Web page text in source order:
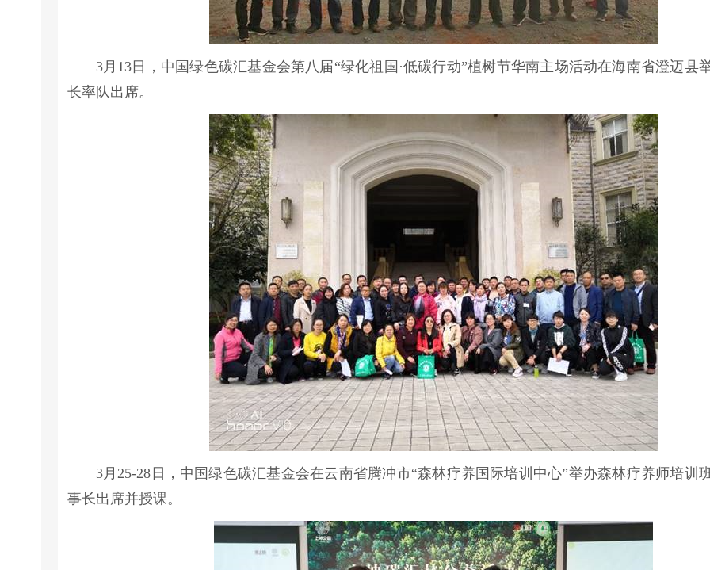
3月13日，中国绿色碳汇基金会第八届“绿化祖国·低碳行动”植树节华南主场活动在海南省澄迈县
长率队出席。
3月25-28日，中国绿色碳汇基金会在云南省腾冲市“森林疗养国际培训中心”举办森林疗养师培训
事长出席并授课。